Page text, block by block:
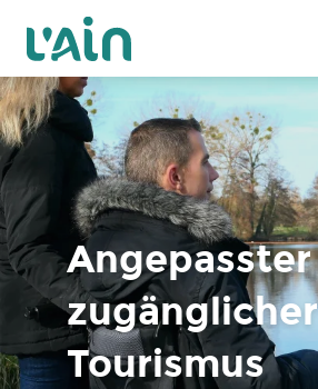
contenu
principal
zugänglicher
Tourismus